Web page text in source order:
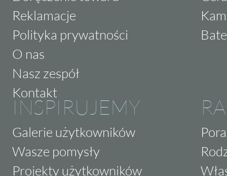
Reklamacje
Polityka prywatności
O nas
Nasz zespół
Kontakt
INSPIRUJEMY
Galerie użytkowników
Wasze pomysły
Projekty użytkowników